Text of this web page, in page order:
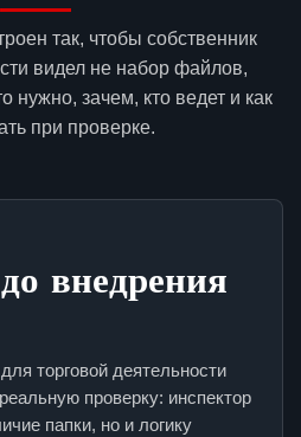
так, чтобы собственник
видел не набор файлов,
нужно, зачем, кто ведет и как
при проверке.
внедрения
торговой деятельности
проверку: инспектор
папки, но и логику